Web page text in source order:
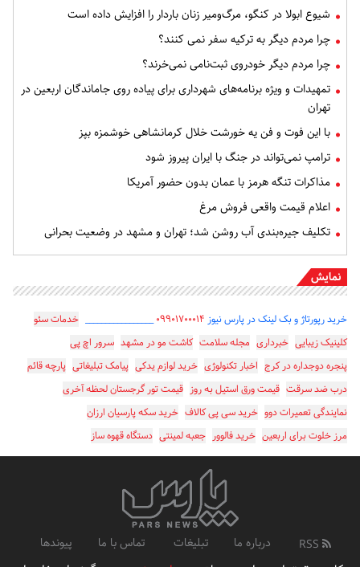
شیوع ابولا در کنگو، مرگ‌ومیر زنان باردار را افزایش داده است
چرا مردم دیگر به ترکیه سفر نمی کنند؟
چرا مردم دیگر خودروی ثبت‌نامی نمی‌خرند؟
تمهیدات و ویژه برنامه‌های شهرداری برای پیاده روی جاماندگان اربعین در
تهران
با این فوت و فن یه خورشت خلال کرمانشاهی خوشمزه بپز
ترامپ نمی‌تواند در جنگ با ایران پیروز شود
مذاکرات تنگه هرمز با عمان بدون حضور آمریکا
اعلام قیمت واقعی فروش مرغ
تکلیف جیره‌بندی آب روشن شد؛ تهران و مشهد در وضعیت بحرانی
نمایش
خرید رپورتاژ و بک لینک در پارس نیوز ۰۹۹۰۱۷۰۰۰۱۴_________________ خدمات سئو
کلینیک زیبایی خبرداری مجله سلامت کاشت مو در مشهد سرور اچ پی
پنجره دوجداره در کرج اخبار تکنولوژی خرید لوازم یدکی پیامک تبلیغاتی پارچه قائم
درب ضد سرقت قیمت ورق استیل به روز قیمت تور گرجستان لحظه آخری
نمایندگی تعمیرات دوو خرید سی پی کالاف خرید سکه پارسیان ارزان
مرز خلوت برای اربعین خرید فالوور جعبه لمینتی دستگاه قهوه ساز
درباره ما تبلیغات تماس با ما پیوندها